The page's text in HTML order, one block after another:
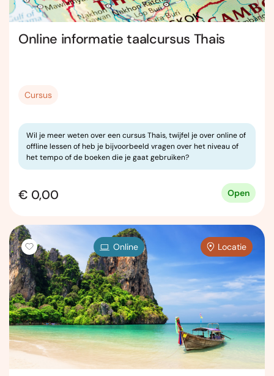
Online informatie taalcursus Thais
Cursus
Wil je meer weten over een cursus Thais, twijfel je over online of
offline lessen of heb je bijvoorbeeld vragen over het niveau of
het tempo of de boeken die je gaat gebruiken?
€ 0,00 Open
Online Locatie